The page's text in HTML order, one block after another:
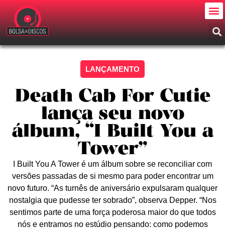
LANÇAMENTO
Death Cab For Cutie
lança seu novo
álbum, “I Built You a
Tower”
I Built You A Tower é um álbum sobre se reconciliar com
versões passadas de si mesmo para poder encontrar um
novo futuro. “As turnês de aniversário expulsaram qualquer
nostalgia que pudesse ter sobrado”, observa Depper. “Nos
sentimos parte de uma força poderosa maior do que todos
nós e entramos no estúdio pensando: como podemos